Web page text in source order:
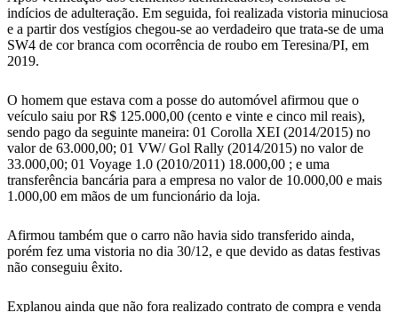
indícios de adulteração. Em seguida, foi realizada vistoria minuciosa
e a partir dos vestígios chegou-se ao verdadeiro que trata-se de uma
SW4 de cor branca com ocorrência de roubo em Teresina/PI, em
2019.
O homem que estava com a posse do automóvel afirmou que o
veículo saiu por R$ 125.000,00 (cento e vinte e cinco mil reais),
sendo pago da seguinte maneira: 01 Corolla XEI (2014/2015) no
valor de 63.000,00; 01 VW/ Gol Rally (2014/2015) no valor de
33.000,00; 01 Voyage 1.0 (2010/2011) 18.000,00 ; e uma
transferência bancária para a empresa no valor de 10.000,00 e mais
1.000,00 em mãos de um funcionário da loja.
Afirmou também que o carro não havia sido transferido ainda,
porém fez uma vistoria no dia 30/12, e que devido as datas festivas
não conseguiu êxito.
Explanou ainda que não fora realizado contrato de compra e venda